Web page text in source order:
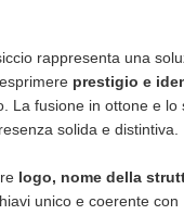
rappresenta una
prestigio e
La fusione in ottone e lo
solida e distintiva.
logo, nome della
unico e coerente con